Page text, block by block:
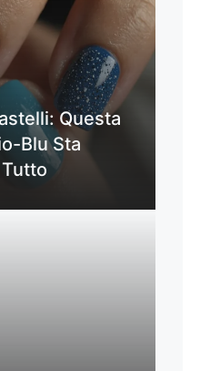
Questa
Blu Sta